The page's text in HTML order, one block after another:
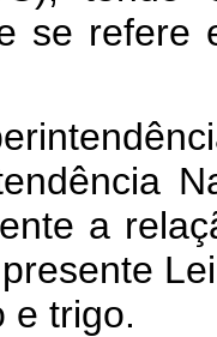
se refere
a
e trigo.